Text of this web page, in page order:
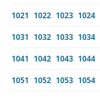
1021 1022 1023 1024
1031 1032 1033 1034
1041 1042 1043 1044
1051 1052 1053 1054